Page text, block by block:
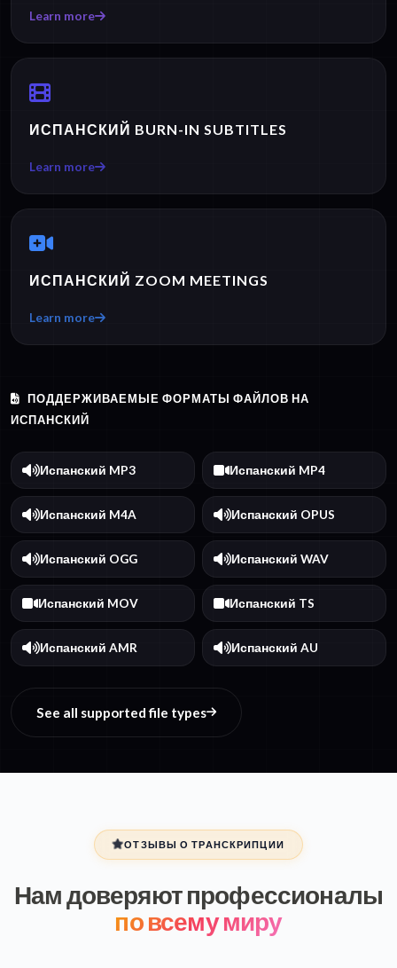
Learn more
ИСПАНСКИЙ BURN-IN SUBTITLES
Learn more
ИСПАНСКИЙ ZOOM MEETINGS
Learn more
ПОДДЕРЖИВАЕМЫЕ ФОРМАТЫ ФАЙЛОВ НА
ИСПАНСКИЙ
Испанский MP3 Испанский MP4
Испанский M4A Испанский OPUS
Испанский OGG Испанский WAV
Испанский MOV Испанский TS
Испанский AMR Испанский AU
See all supported file types
ОТЗЫВЫ О ТРАНСКРИПЦИИ
Нам доверяют профессионалы
по всему миру